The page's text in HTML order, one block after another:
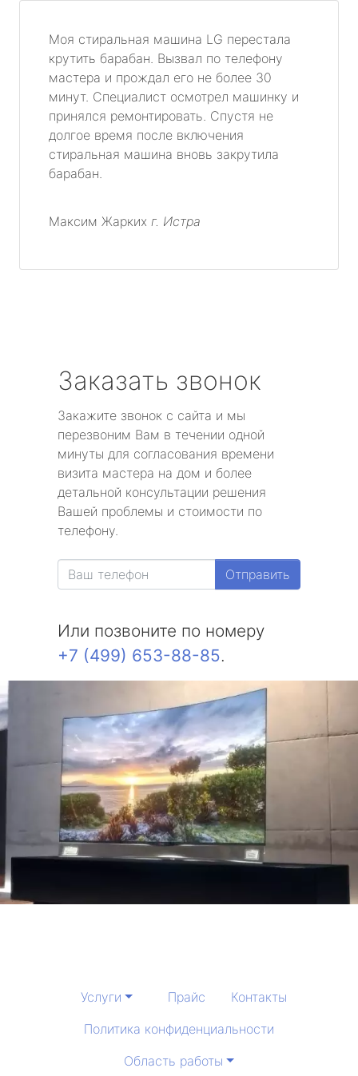
Моя стиральная машина LG перестала
крутить барабан. Вызвал по телефону
мастера и прождал его не более 30
минут. Специалист осмотрел машинку и
принялся ремонтировать. Спустя не
долгое время после включения
стиральная машина вновь закрутила
барабан.
Максим Жарких г. Истра
Заказать звонок
Закажите звонок с сайта и мы
перезвоним Вам в течении одной
минуты для согласования времени
визита мастера на дом и более
детальной консультации решения
Вашей проблемы и стоимости по
телефону.
Отправить
Или позвоните по номеру
+7 (499) 653-88-85.
Услуги Прайс
Контакты
Политика конфиденциальности
Область работы